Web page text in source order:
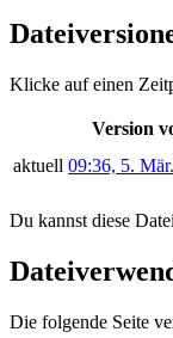
Klicke auf einen
Version
aktuell 09:36, 5.
Du kannst diese
Die folgende Seite